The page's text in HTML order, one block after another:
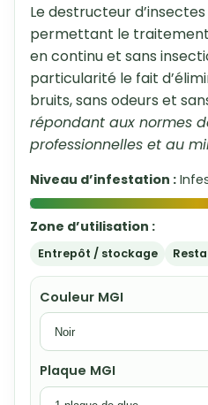
Le destructeur
permettant le
en continu et sans
particularité le fait
bruits, sans odeurs et
répondant aux normes
professionnelles et au
Niveau d’infestation :
Zone d’utilisation :
Entrepôt / stockage
Couleur MGI
Plaque MGI